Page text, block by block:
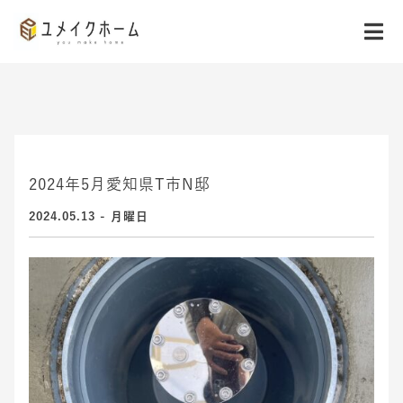
2024年5月愛知県T市N邸
2024.05.13 - 月曜日